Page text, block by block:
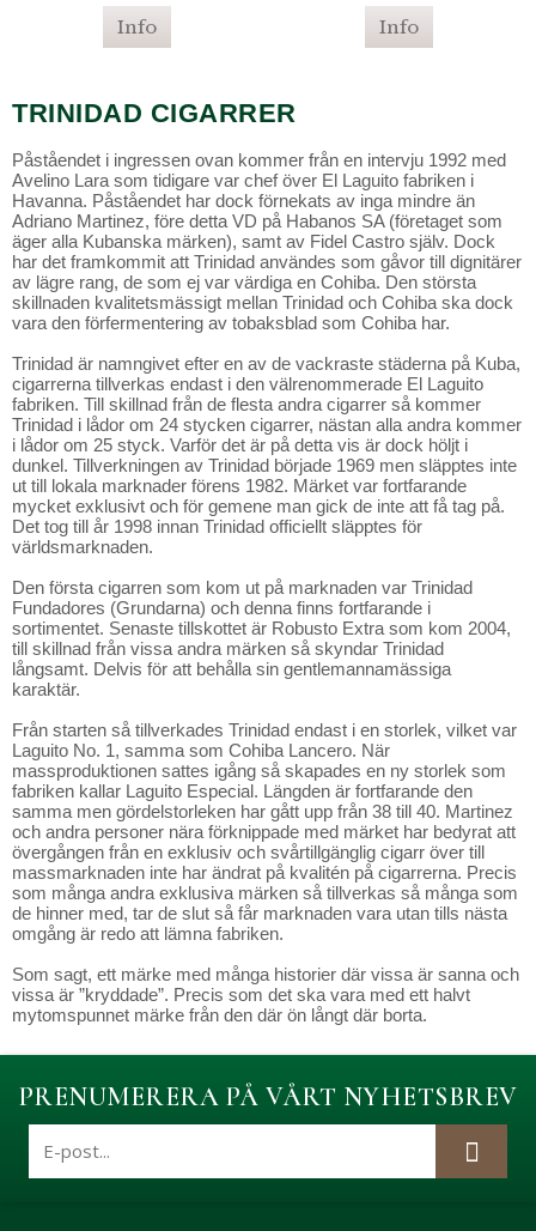
Info Info
TRINIDAD CIGARRER
Påståendet i ingressen ovan kommer från en intervju 1992 med
Avelino Lara som tidigare var chef över El Laguito fabriken i
Havanna. Påståendet har dock förnekats av inga mindre än
Adriano Martinez, före detta VD på Habanos SA (företaget som
äger alla Kubanska märken), samt av Fidel Castro själv. Dock
har det framkommit att Trinidad användes som gåvor till dignitärer
av lägre rang, de som ej var värdiga en Cohiba. Den största
skillnaden kvalitetsmässigt mellan Trinidad och Cohiba ska dock
vara den förfermentering av tobaksblad som Cohiba har.
Trinidad är namngivet efter en av de vackraste städerna på Kuba,
cigarrerna tillverkas endast i den välrenommerade El Laguito
fabriken. Till skillnad från de flesta andra cigarrer så kommer
Trinidad i lådor om 24 stycken cigarrer, nästan alla andra kommer
i lådor om 25 styck. Varför det är på detta vis är dock höljt i
dunkel. Tillverkningen av Trinidad började 1969 men släpptes inte
ut till lokala marknader förens 1982. Märket var fortfarande
mycket exklusivt och för gemene man gick de inte att få tag på.
Det tog till år 1998 innan Trinidad officiellt släpptes för
världsmarknaden.
Den första cigarren som kom ut på marknaden var Trinidad
Fundadores (Grundarna) och denna finns fortfarande i
sortimentet. Senaste tillskottet är Robusto Extra som kom 2004,
till skillnad från vissa andra märken så skyndar Trinidad
långsamt. Delvis för att behålla sin gentlemannamässiga
karaktär.
Från starten så tillverkades Trinidad endast i en storlek, vilket var
Laguito No. 1, samma som Cohiba Lancero. När
massproduktionen sattes igång så skapades en ny storlek som
fabriken kallar Laguito Especial. Längden är fortfarande den
samma men gördelstorleken har gått upp från 38 till 40. Martinez
och andra personer nära förknippade med märket har bedyrat att
övergången från en exklusiv och svårtillgänglig cigarr över till
massmarknaden inte har ändrat på kvalitén på cigarrerna. Precis
som många andra exklusiva märken så tillverkas så många som
de hinner med, tar de slut så får marknaden vara utan tills nästa
omgång är redo att lämna fabriken.
Som sagt, ett märke med många historier där vissa är sanna och
vissa är ”kryddade”. Precis som det ska vara med ett halvt
mytomspunnet märke från den där ön långt där borta.
PRENUMERERA PÅ VÅRT NYHETSBREV